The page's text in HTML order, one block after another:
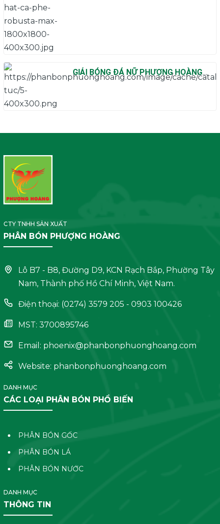
GIẢI BÓNG ĐÁ NỮ PHƯỢNG HOÀNG
20/10/2018
CTY TNHH SẢN XUẤT
PHÂN BÓN PHƯỢNG HOÀNG
Lô B7 - B8, Đường D9, KCN Rạch Bắp, Phường Tây
Nam, Thành phố Hồ Chí Minh, Việt Nam.
Điện thoại: (0274) 3579 205 - 0903 100426
MST: 3700895746
Email: phoenix@phanbonphuonghoang.com
Website: phanbonphuonghoang.com
DANH MỤC
CÁC LOẠI PHÂN BÓN PHỔ BIẾN
PHÂN BÓN GỐC
PHÂN BÓN LÁ
PHÂN BÓN NƯỚC
DANH MỤC
THÔNG TIN